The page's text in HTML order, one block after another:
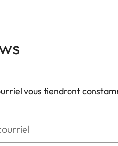
trois finitions : aluminium
vous tiendront